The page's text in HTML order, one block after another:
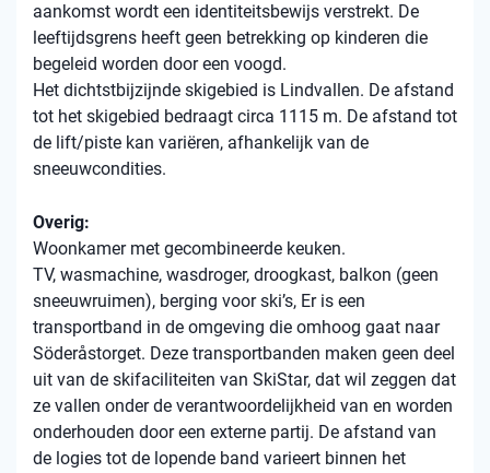
aankomst wordt een identiteitsbewijs verstrekt. De
leeftijdsgrens heeft geen betrekking op kinderen die
begeleid worden door een voogd.
Het dichtstbijzijnde skigebied is Lindvallen. De afstand
tot het skigebied bedraagt ​​circa 1115 m. De afstand tot
de lift/piste kan variëren, afhankelijk van de
sneeuwcondities.
Overig:
Woonkamer met gecombineerde keuken.
TV, wasmachine, wasdroger, droogkast, balkon (geen
sneeuwruimen), berging voor ski’s, Er is een
transportband in de omgeving die omhoog gaat naar
Söderåstorget. Deze transportbanden maken geen deel
uit van de skifaciliteiten van SkiStar, dat wil zeggen dat
ze vallen onder de verantwoordelijkheid van en worden
onderhouden door een externe partij. De afstand van
de logies tot de lopende band varieert binnen het